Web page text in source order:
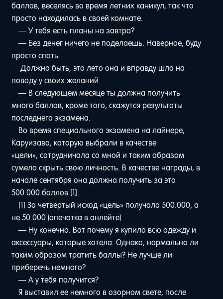
баллов, веселясь во время летних каникул, так что
просто находилась в своей комнате.
— У тебя есть планы на завтра?
— Без денег ничего не поделаешь. Наверное, буду
просто спать.
Должно быть, это лето она и вправду шла на
поводу у своих желаний.
— В следующем месяце ты должна получить
много баллов, кроме того, скажутся результаты
последнего экзамена.
Во время специального экзамена на лайнере,
Каруизава, которую выбрали в качестве
«цели», сотрудничала со мной и таким образом
сумела скрыть свою личность. В качестве награды, в
начале сентября она должна получить за это
500.000 баллов [1].
[1] За четвертый исход «цель» получала 500.000, а
не 50.000 (опечатка в анлейте)
— Ну конечно. Вот почему я купила всю одежду и
аксессуары, которые хотела. Однако, нормально ли
таким образом тратить баллы? Не лучше ли
приберечь немного?
— А у тебя получится?
Я выставил ее немного в озорном свете, после